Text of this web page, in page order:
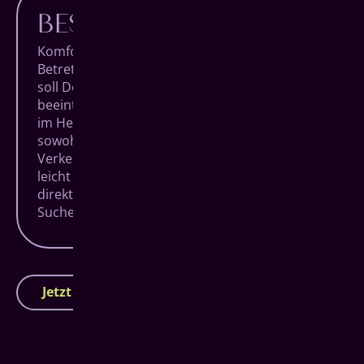
BESTE LAGE
Komfort beginnt bei uns schon vor dem
Betreten unserer Praxis. Denn Dein Besuch
soll Deinen Alltag so wenig wir möglich
beeinträchtigen. Unsere Räumlichkeiten liegen
im Herzen von Siegen, super zentral und
sowohl zu Fuß, mit öffentlichen
Verkehrsmitteln als auch mit dem Auto ganz
leicht zu erreichen. Dank eigener Parkplätze
direkt am Haus entfällt auch die zeitraubende
Suche in der Stadt.
Jetzt Termin vereinbaren